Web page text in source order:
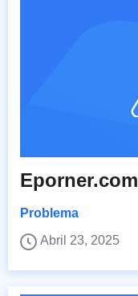
Eporner.com
Problema
Abril 23, 2025